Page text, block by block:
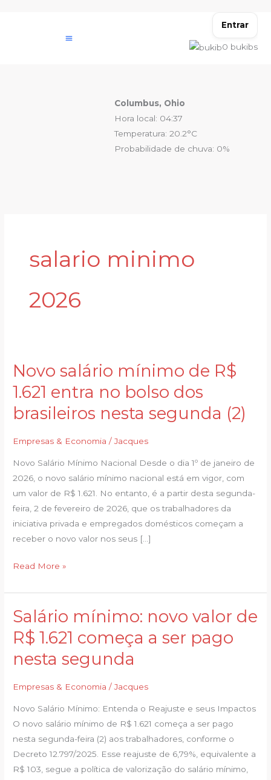
Entrar
0 bukibs
Columbus, Ohio
Hora local: 04:37
Temperatura: 20.2°C
Probabilidade de chuva: 0%
salario minimo
2026
Novo salário mínimo de R$
1.621 entra no bolso dos
brasileiros nesta segunda (2)
Empresas & Economia /Jacques
Novo Salário Mínimo Nacional Desde o dia 1º de janeiro de
2026, o novo salário mínimo nacional está em vigor, com
um valor de R$ 1.621. No entanto, é a partir desta segunda-
feira, 2 de fevereiro de 2026, que os trabalhadores da
iniciativa privada e empregados domésticos começam a
receber o novo valor nos seus […]
Novo
mínimo
de
1.621
dos
brasileiros
nesta
(2)
Read More »
Salário mínimo: novo valor de
R$ 1.621 começa a ser pago
nesta segunda
Empresas & Economia /Jacques
Novo Salário Mínimo: Entenda o Reajuste e seus Impactos
O novo salário mínimo de R$ 1.621 começa a ser pago
nesta segunda-feira (2) aos trabalhadores, conforme o
Decreto 12.797/2025. Esse reajuste de 6,79%, equivalente a
R$ 103, segue a política de valorização do salário mínimo,
Salário
mínimo:
novo
valor
R$
pago